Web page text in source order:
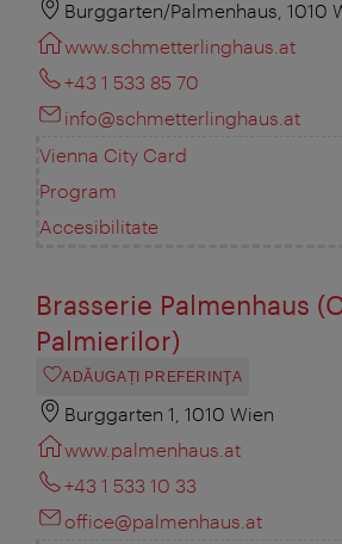
Burggarten/Palmenhaus, 1010
www.schmetterlinghaus.at
+43 1 533 85 70
info@schmetterlinghaus.at
Vienna City Card
Program
Accesibilitate
Brasserie Palmenhaus
Palmierilor)
ADĂUGAȚI PREFERINŢA
Burggarten 1, 1010 Wien
www.palmenhaus.at
+43 1 533 10 33
office@palmenhaus.at